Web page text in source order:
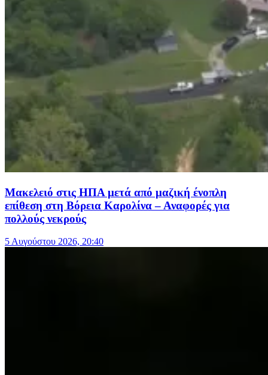
Μακελειό στις ΗΠΑ μετά από μαζική ένοπλη
επίθεση στη Βόρεια Καρολίνα – Αναφορές για
πολλούς νεκρούς
5 Αυγούστου 2026, 20:40